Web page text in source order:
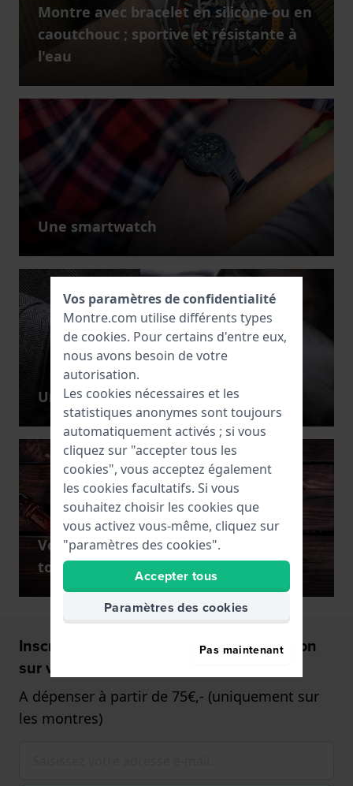
Montre avec bracelet en silicone ou en
caoutchouc ; sportive et résistante à
l'eau
Une smartwatch
Une montre de poche
Voir tous les types de montres dans
toutes les gammes de prix
Inscrivez-vous et recevez 5€ de réduction
sur votre Montre!
A dépenser à partir de 75€,- (uniquement sur
les montres)
Vos paramètres de confidentialité
Montre.com utilise différents types
de cookies. Pour certains d'entre eux,
nous avons besoin de votre
autorisation.
Les cookies nécessaires et les
statistiques anonymes sont toujours
automatiquement activés ; si vous
cliquez sur "accepter tous les
cookies", vous acceptez également
les cookies facultatifs. Si vous
souhaitez choisir les cookies que
vous activez vous-même, cliquez sur
"paramètres des cookies".
Accepter tous
Paramètres des cookies
Pas maintenant